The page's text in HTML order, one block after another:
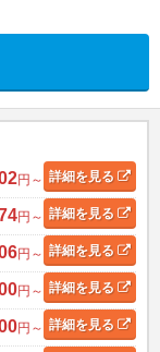
円～ 詳細を見る
円～ 詳細を見る
円～ 詳細を見る
円～ 詳細を見る
円～ 詳細を見る